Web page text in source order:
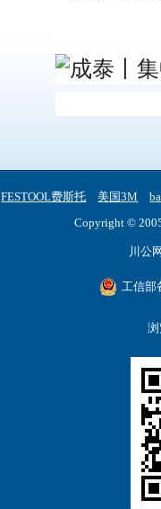
FESTOOL费斯托 美国3M
Copyright ©
川公
工信部
浏